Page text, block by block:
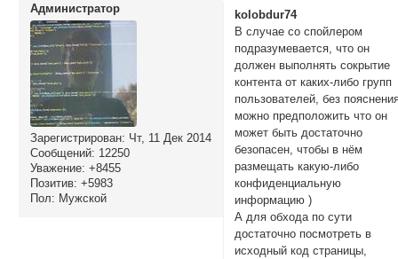
Администратор
Зарегистрирован: Чт, 11 Дек 2014
Сообщений: 12250
Уважение: +8455
Позитив: +5983
Пол: Мужской
kolobdur74
В случае со спойлером
подразумевается, что он
должен выполнять сокрытие
контента от каких-либо групп
пользователей, без
можно предположить что он
может быть достаточно
безопасен, чтобы в нём
размещать какую-либо
конфиденциальную
информацию )
А для обхода по сути
достаточно посмотреть в
исходный код страницы,